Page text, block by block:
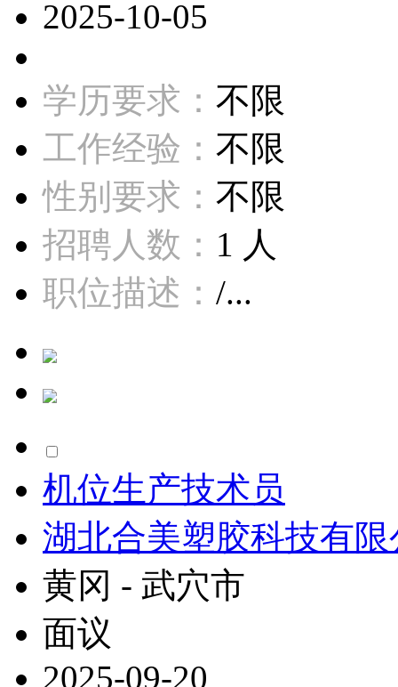
2025-10-05
学历要求： 不限
工作经验： 不限
性别要求： 不限
招聘人数： 1 人
职位描述： /...
机位生产技术员
湖北合美塑胶科技有限
黄冈 - 武穴市
面议
2025-09-20